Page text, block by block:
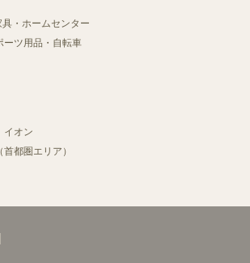
具・ホームセンター
ーツ用品・自転車
イオン
首都圏エリア）